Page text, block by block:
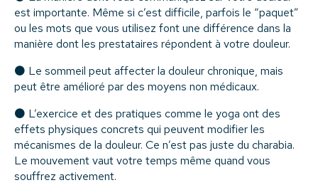
est importante. Même si c’est difficile, parfois le “paquet”
ou les mots que vous utilisez font une différence dans la
manière dont les prestataires répondent à votre douleur.
⚫ Le sommeil peut affecter la douleur chronique, mais
peut être amélioré par des moyens non médicaux.
⚫ L’exercice et des pratiques comme le yoga ont des
effets physiques concrets qui peuvent modifier les
mécanismes de la douleur. Ce n’est pas juste du charabia.
Le mouvement vaut votre temps même quand vous
souffrez activement.